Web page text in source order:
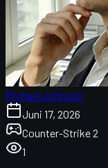
Michael Johnson
Juni 17, 2026
Counter-Strike 2
1